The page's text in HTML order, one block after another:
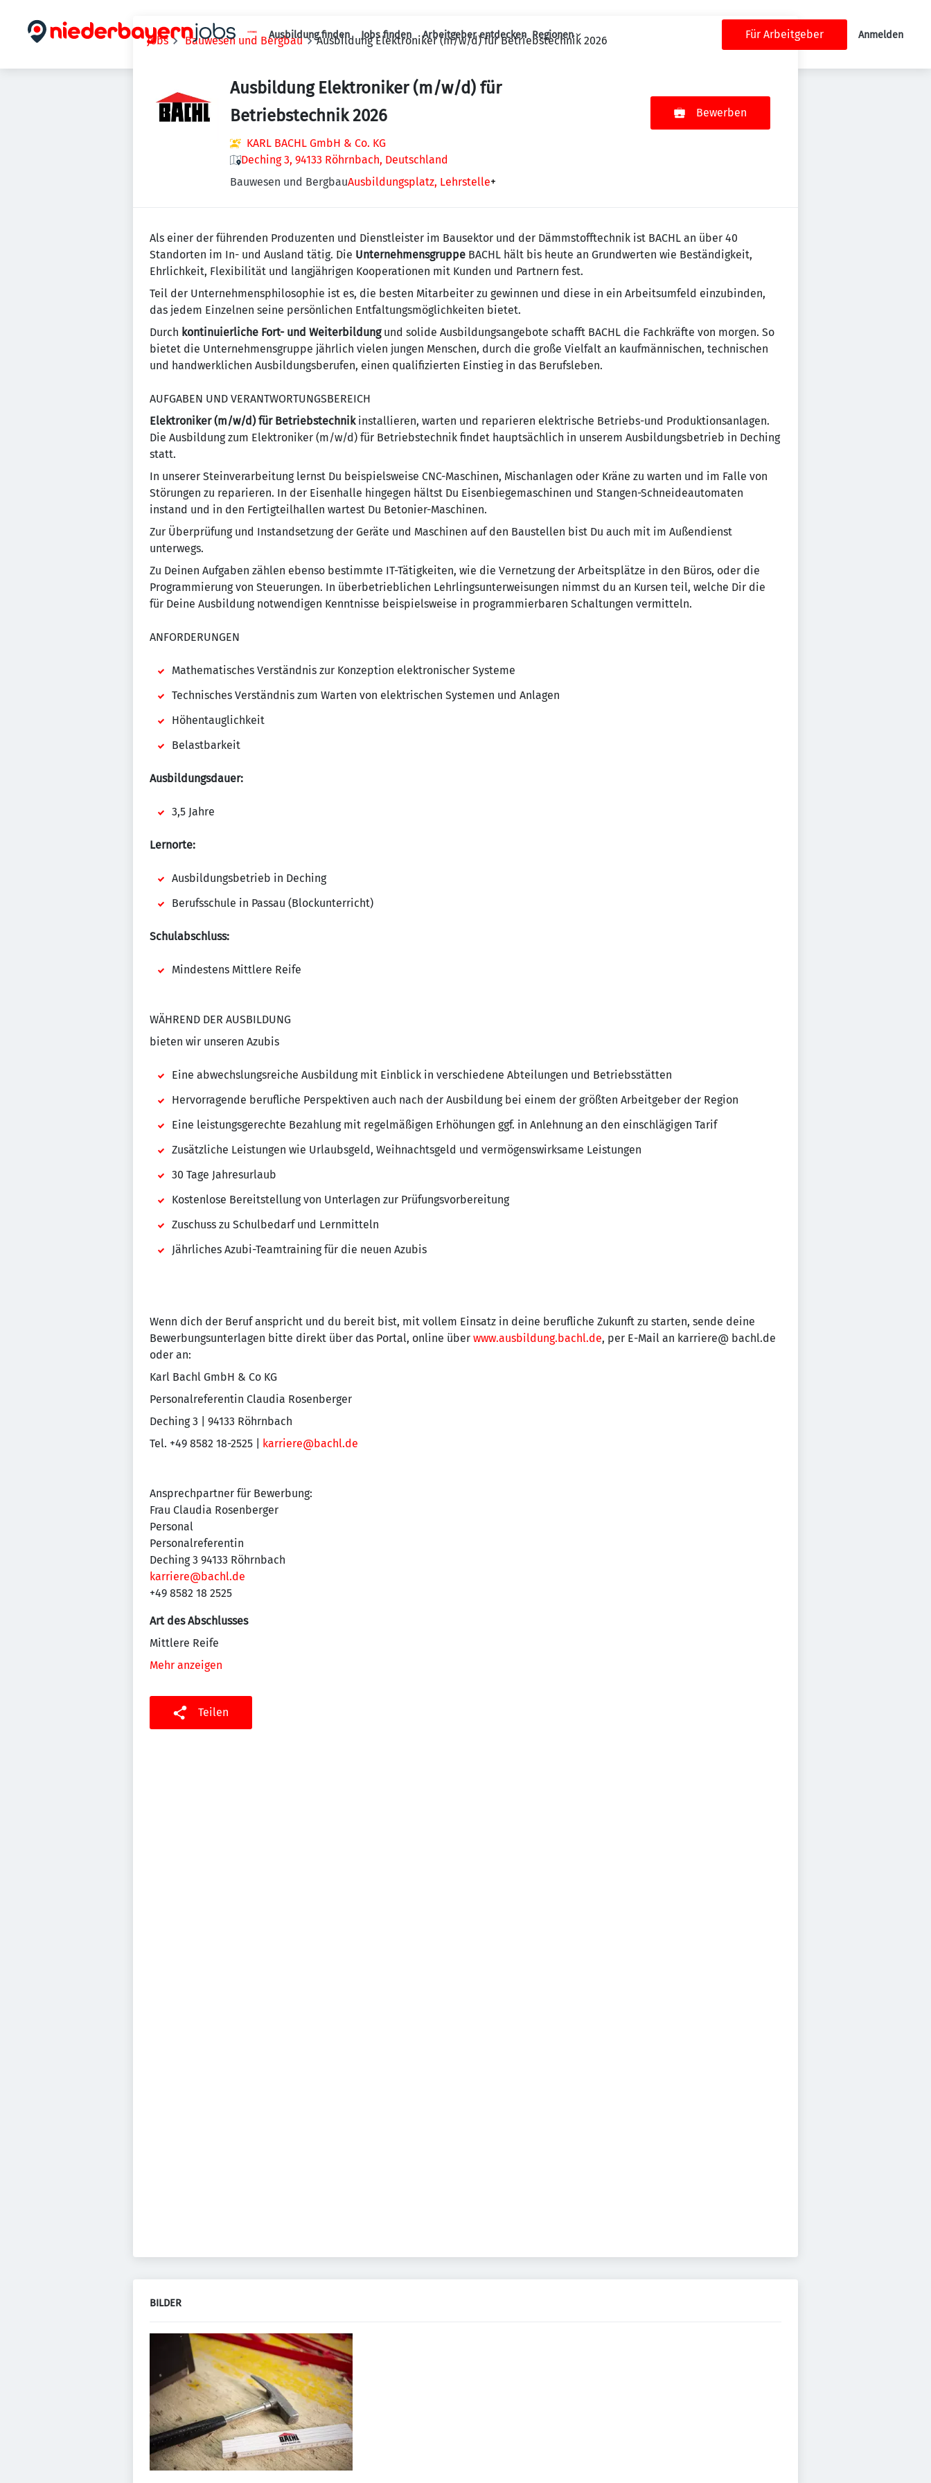
Haupt-Navigation
Ausbildung finden Jobs finden Arbeitgeber entdecken Regionen Für Arbeitgeber Anmelden
Jobs Bauwesen und Bergbau Ausbildung Elektroniker (m/w/d) für Betriebstechnik 2026
Ausbildung Elektroniker (m/w/d) für
Betriebstechnik 2026
KARL BACHL GmbH & Co. KG
Deching 3, 94133 Röhrnbach, Deutschland
Bauwesen und BergbauAusbildungsplatz, Lehrstelle+
Bewerben
Als einer der führenden Produzenten und Dienstleister im Bausektor und der Dämmstofftechnik ist BACHL an über 40
Standorten im In- und Ausland tätig. Die Unternehmensgruppe BACHL hält bis heute an Grundwerten wie Beständigkeit,
Ehrlichkeit, Flexibilität und langjährigen Kooperationen mit Kunden und Partnern fest.
Teil der Unternehmensphilosophie ist es, die besten Mitarbeiter zu gewinnen und diese in ein Arbeitsumfeld einzubinden,
das jedem Einzelnen seine persönlichen Entfaltungsmöglichkeiten bietet.
Durch kontinuierliche Fort- und Weiterbildungund solide Ausbildungsangebote schafft BACHL die Fachkräfte von morgen. So
bietet die Unternehmensgruppe jährlich vielen jungen Menschen, durch die große Vielfalt an kaufmännischen, technischen
und handwerklichen Ausbildungsberufen, einen qualifizierten Einstieg in das Berufsleben.
AUFGABEN UND VERANTWORTUNGSBEREICH
Elektroniker (m/w/d) für Betriebstechnikinstallieren, warten und reparieren elektrische Betriebs-und Produktionsanlagen.
Die Ausbildung zum Elektroniker (m/w/d) für Betriebstechnik findet hauptsächlich in unserem Ausbildungsbetrieb in Deching
statt.
In unserer Steinverarbeitung lernst Du beispielsweise CNC-Maschinen, Mischanlagen oder Kräne zu warten und im Falle von
Störungen zu reparieren. In der Eisenhalle hingegen hältst Du Eisenbiegemaschinen und Stangen-Schneideautomaten
instand und in den Fertigteilhallen wartest Du Betonier-Maschinen.
Zur Überprüfung und Instandsetzung der Geräte und Maschinen auf den Baustellen bist Du auch mit im Außendienst
unterwegs.
Zu Deinen Aufgaben zählen ebenso bestimmte IT-Tätigkeiten, wie die Vernetzung der Arbeitsplätze in den Büros, oder die
Programmierung von Steuerungen. In überbetrieblichen Lehrlingsunterweisungen nimmst du an Kursen teil, welche Dir die
für Deine Ausbildung notwendigen Kenntnisse beispielsweise in programmierbaren Schaltungen vermitteln.
ANFORDERUNGEN
Mathematisches Verständnis zur Konzeption elektronischer Systeme
Technisches Verständnis zum Warten von elektrischen Systemen und Anlagen
Höhentauglichkeit
Belastbarkeit
Ausbildungsdauer:
3,5 Jahre
Lernorte:
Ausbildungsbetrieb in Deching
Berufsschule in Passau (Blockunterricht)
Schulabschluss:
Mindestens Mittlere Reife
WÄHREND DER AUSBILDUNG
bieten wir unseren Azubis
Eine abwechslungsreiche Ausbildung mit Einblick in verschiedene Abteilungen und Betriebsstätten
Hervorragende berufliche Perspektiven auch nach der Ausbildung bei einem der größten Arbeitgeber der Region
Eine leistungsgerechte Bezahlung mit regelmäßigen Erhöhungen ggf. in Anlehnung an den einschlägigen Tarif
Zusätzliche Leistungen wie Urlaubsgeld, Weihnachtsgeld und vermögenswirksame Leistungen
30 Tage Jahresurlaub
Kostenlose Bereitstellung von Unterlagen zur Prüfungsvorbereitung
Zuschuss zu Schulbedarf und Lernmitteln
Jährliches Azubi-Teamtraining für die neuen Azubis
Wenn dich der Beruf anspricht und du bereit bist, mit vollem Einsatz in deine berufliche Zukunft zu starten, sende deine
Bewerbungsunterlagen bitte direkt über das Portal, online über www.ausbildung.bachl.de, per E-Mail an karriere@ bachl.de
oder an:
Karl Bachl GmbH & Co KG
Personalreferentin Claudia Rosenberger
Deching 3 | 94133 Röhrnbach
Tel. +49 8582 18-2525 | karriere@bachl.de
Ansprechpartner für Bewerbung:
Frau Claudia Rosenberger
Personal
Personalreferentin
Deching 3 94133 Röhrnbach
karriere@bachl.de
+49 8582 18 2525
Art des Abschlusses
Mittlere Reife
Mehr anzeigen
Teilen
BILDER